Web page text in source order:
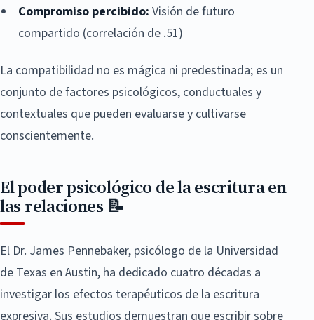
Compromiso percibido: Visión de futuro
compartido (correlación de .51)
La compatibilidad no es mágica ni predestinada; es un
conjunto de factores psicológicos, conductuales y
contextuales que pueden evaluarse y cultivarse
conscientemente.
El poder psicológico de la escritura en
las relaciones 📝
El Dr. James Pennebaker, psicólogo de la Universidad
de Texas en Austin, ha dedicado cuatro décadas a
investigar los efectos terapéuticos de la escritura
expresiva. Sus estudios demuestran que escribir sobre